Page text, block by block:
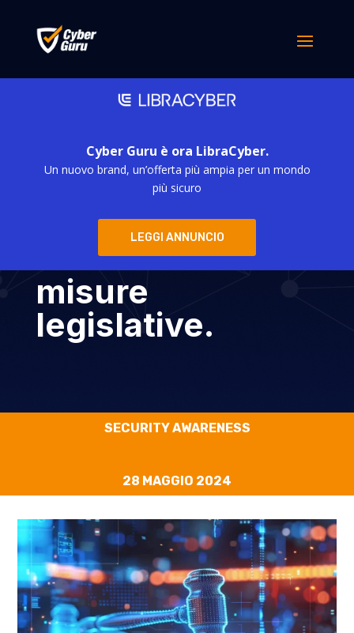
Cyber Guru è ora LibraCyber.
Un nuovo brand, un’offerta più ampia per un mondo
più sicuro
LEGGI ANNUNCIO
Cybersicurezza:
in Italia si
rafforzano le
misure
legislative.
SECURITY AWARENESS
28 MAGGIO 2024